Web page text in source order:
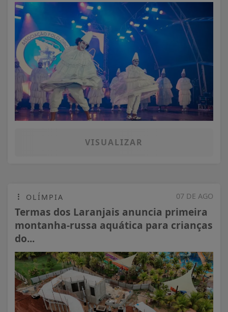
VISUALIZAR
07 DE AGO
OLÍMPIA
Termas dos Laranjais anuncia primeira
montanha-russa aquática para crianças
do...